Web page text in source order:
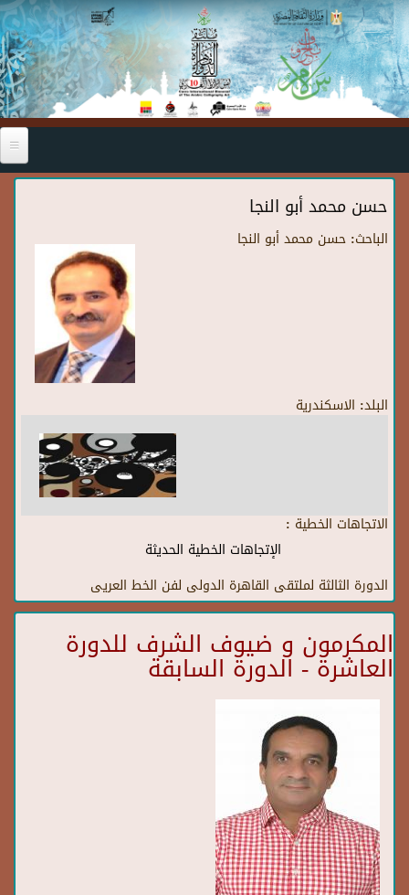
Skip to main content
حسن محمد أبو النجا
الباحث: حسن محمد أبو النجا
البلد: الاسكندرية
الاتجاهات الخطية :
الإتجاهات الخطية الحديثة
الدورة الثالثة لملتقى القاهرة الدولى لفن الخط العريى
المكرمون و ضيوف الشرف للدورة
العاشرة - الدورة السابقة